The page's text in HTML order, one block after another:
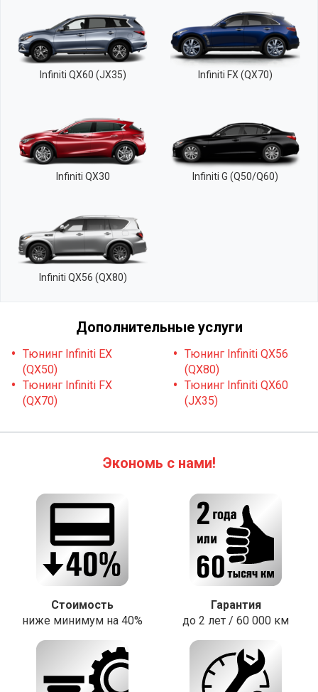
Infiniti QX60 (JX35) Infiniti FX (QX70)
Infiniti QX30 Infiniti G (Q50/Q60)
Infiniti QX56 (QX80)
Дополнительные услуги
Тюнинг Infiniti EX
(QX50)
Тюнинг Infiniti FX
(QX70)
Тюнинг Infiniti QX56
(QX80)
Тюнинг Infiniti QX60
(JX35)
Экономь с нами!
Стоимость
ниже минимум на 40%
Гарантия
до 2 лет / 60 000 км